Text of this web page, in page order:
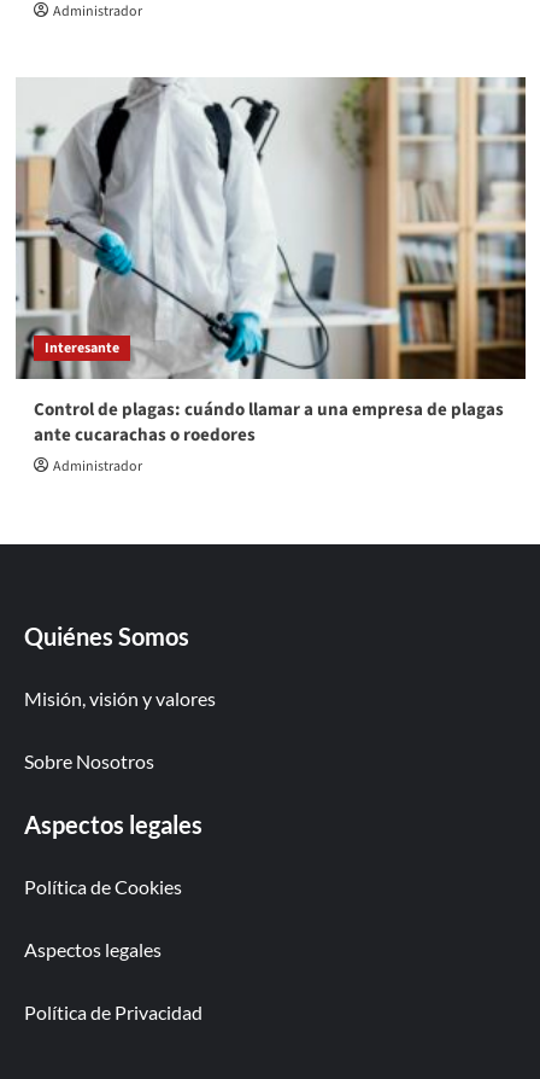
Administrador
Interesante
Control de plagas: cuándo llamar a una empresa de plagas
ante cucarachas o roedores
Administrador
Quiénes Somos
Misión, visión y valores
Sobre Nosotros
Aspectos legales
Política de Cookies
Aspectos legales
Política de Privacidad